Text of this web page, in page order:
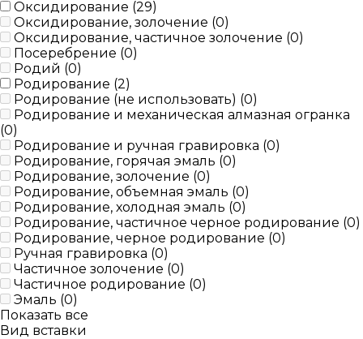
Оксидирование (29)
Оксидирование, золочение (0)
Оксидирование, частичное золочение (0)
Посеребрение (0)
Родий (0)
Родирование (2)
Родирование (не использовать) (0)
Родирование и механическая алмазная огранка
(0)
Родирование и ручная гравировка (0)
Родирование, горячая эмаль (0)
Родирование, золочение (0)
Родирование, объемная эмаль (0)
Родирование, холодная эмаль (0)
Родирование, частичное черное родирование (0)
Родирование, черное родирование (0)
Ручная гравировка (0)
Частичное золочение (0)
Частичное родирование (0)
Эмаль (0)
Показать все
Вид вставки